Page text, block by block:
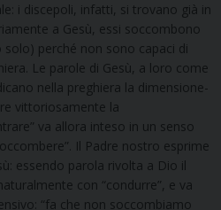
i discepoli, infatti, si trovano già in
a Gesù, essi soccombono
perché non sono capaci di
Le parole di Gesù, a loro come
nella preghiera la dimensione-
vittoriosamente la
va allora inteso in un senso
Il Padre nostro esprime
essendo parola rivolta a Dio il
con “condurre”, e va
“fa che non soccombiamo